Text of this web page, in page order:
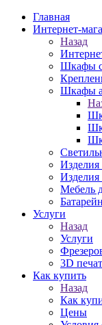
Главная
Интернет-
Назад
Шкафы
Шкафы
Изделия
Изделия
Мебель
Услуги
Назад
Услуги
3D
Как купить
Назад
Как
Цены